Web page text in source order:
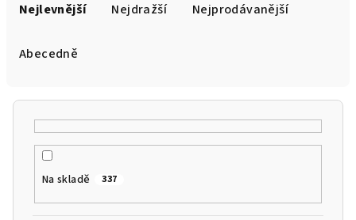
Nejlevnější Nejdražší Nejprodávanější
Abecedně
Na skladě 337